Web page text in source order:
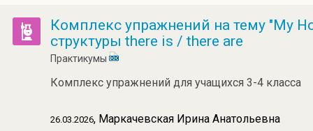
Комплекс упражнений на тему "My
структуры there is / there are
Практикумы
Комплекс упражнений для учащихся 3-4 класса
26.03.2026, Маркачевская Ирина Анатольевна